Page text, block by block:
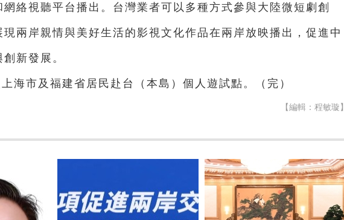
絡視聽平台播出。台灣業者可以多種方式參與大陸微短劇創
兩岸親情與美好生活的影視文化作品在兩岸放映播出，促進中
新發展。
海市及福建省居民赴台（本島）個人遊試點。（完）
【編輯：程敏璇】